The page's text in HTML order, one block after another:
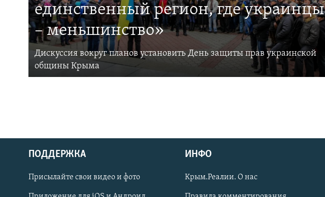
Українською
Qırımtatar
единственный регион, где украинцы
– меньшинство»
Дискуссия вокруг планов установить День защиты прав украинской
общины Крыма
ПОДДЕРЖКА
Присылайте свои видео и фото
ИНФО
Крым.Реалии. О нас